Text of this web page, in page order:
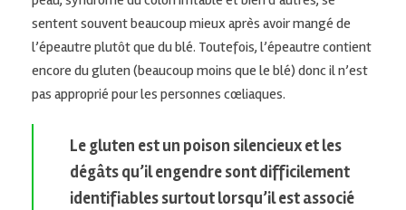
sentent souvent beaucoup mieux après avoir mangé de
l’épeautre plutôt que du blé. Toutefois, l’épeautre contient
encore du gluten (beaucoup moins que le blé) donc il n’est
pas approprié pour les personnes cœliaques.
Le gluten est un poison silencieux et les
dégâts qu’il engendre sont difficilement
identifiables surtout lorsqu’il est associé